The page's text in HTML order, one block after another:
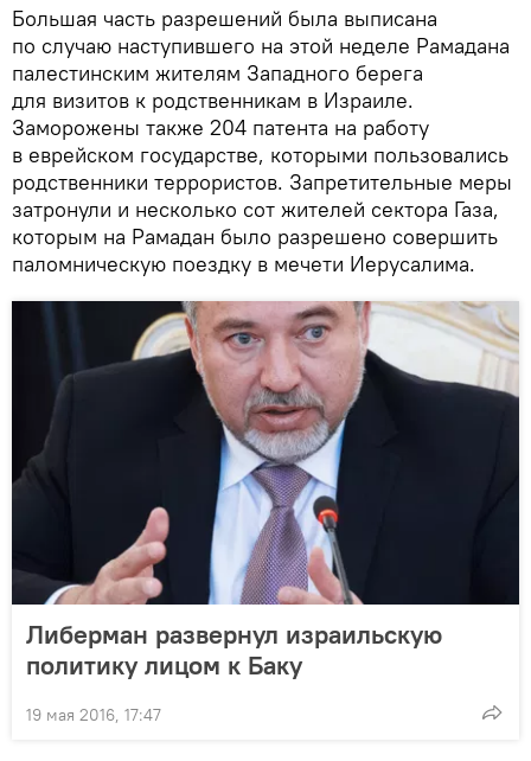
Большая часть разрешений была выписана
по случаю наступившего на этой неделе Рамадана
палестинским жителям Западного берега
для визитов к родственникам в Израиле.
Заморожены также 204 патента на работу
в еврейском государстве, которыми пользовались
родственники террористов. Запретительные меры
затронули и несколько сот жителей сектора Газа,
которым на Рамадан было разрешено совершить
паломническую поездку в мечети Иерусалима.
Либерман развернул израильскую
политику лицом к Баку
19 мая 2016, 17:47